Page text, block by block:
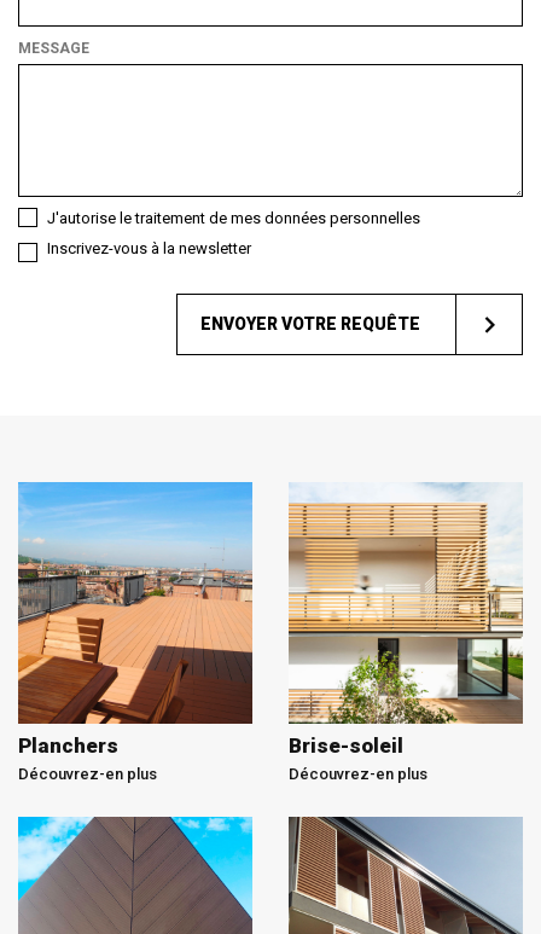
de
MESSAGE
J'autorise le traitement de mes données personnelles
Inscrivez-vous à la newsletter
ENVOYER VOTRE REQUÊTE
Planchers
Découvrez-en plus
Brise-soleil
Découvrez-en plus